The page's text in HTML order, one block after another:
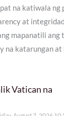
na katiwala ng
at
mapanatili ang
na katarungan
Vatican na